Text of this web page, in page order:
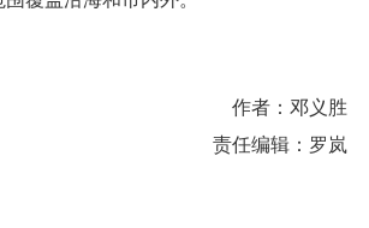
作者：邓义胜
责任编辑：罗岚